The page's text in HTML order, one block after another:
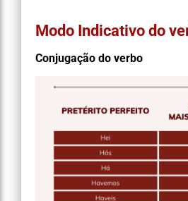
Modo Indicativo do
Conjugação do verbo